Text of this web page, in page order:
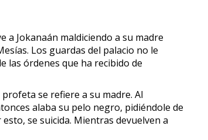
a Jokanaán maldiciendo a su madre
Los guardas del palacio no le
las órdenes que ha recibido de
se refiere a su madre. Al
alaba su pelo negro, pidiéndole de
se suicida. Mientras devuelven a